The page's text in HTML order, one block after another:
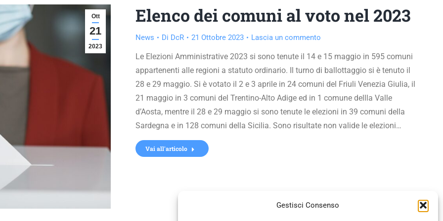
Gestisci Consenso
Ott
21
2023
Elenco dei comuni al voto nel 2023
News Di DcR 21 Ottobre 2023 Lascia un commento
Le Elezioni Amministrative 2023 si sono tenute il 14 e 15 maggio in 595 comuni
appartenenti alle regioni a statuto ordinario. Il turno di ballottaggio si è tenuto il
28 e 29 maggio. Si è votato il 2 e 3 aprile in 24 comuni del Friuli Venezia Giulia, il
21 maggio in 3 comuni del Trentino-Alto Adige ed in 1 comune dellla Valle
d’Aosta, mentre il 28 e 29 maggio si sono tenute le elezioni in 39 comuni della
Sardegna e in 128 comuni della Sicilia. Sono risultate non valide le elezioni…
Vai all'articolo